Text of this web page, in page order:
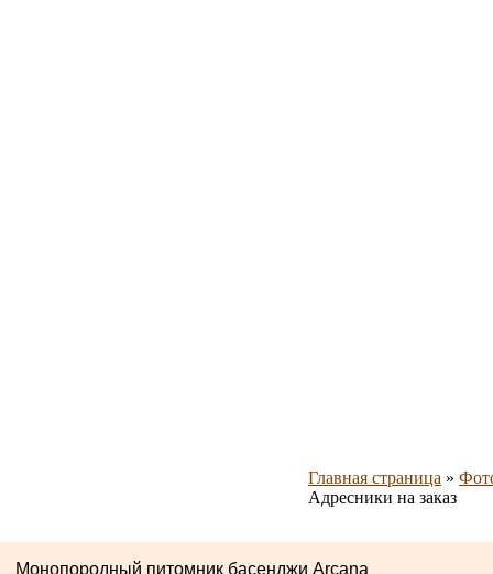
Главная страница »
Адресники на заказ
Монопородный питомник басенджи Arcana